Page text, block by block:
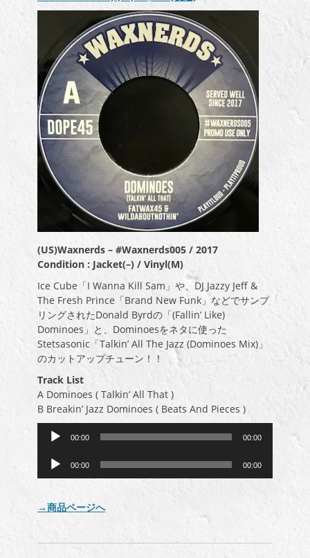
(US)Waxnerds – #Waxnerds005 / 2017
Condition : Jacket(–) / Vinyl(M)
Ice Cube「I Wanna Kill Sam」や、DJ Jazzy Jeff &
The Fresh Prince「Brand New Funk」などでサンプ
リングされたDonald Byrdの「(Fallin’ Like)
Dominoes」と、Dominoesをネタに使った
Stetsasonic「Talkin’ All The Jazz (Dominoes Mix)」
のカットアップチューン！！
Track List
A Dominoes ( Talkin’ All That )
B Breakin’ Jazz Dominoes ( Beats And Pieces )
ー
00:00 00:00
ー
ー
00:00 00:00
→商品ページへ